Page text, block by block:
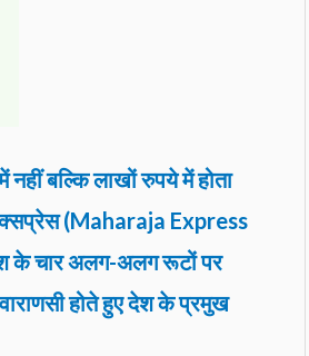
बल्कि लाखों रुपये में होता
एक्सप्रेस (Maharaja Express
के चार अलग-अलग रूटों पर
होते हुए देश के प्रमुख